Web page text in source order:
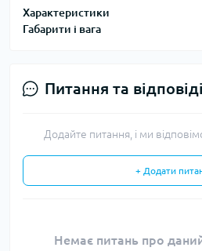
Характеристики
Габарити і вага
Питання та відповіді
Додайте питання, і ми
+ Додати
Немає питань про